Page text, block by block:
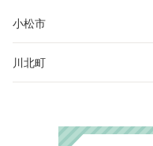
小松市
川北町